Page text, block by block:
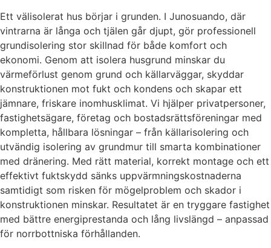
Ett välisolerat hus börjar i grunden. I Junosuando, där
vintrarna är långa och tjälen går djupt, gör professionell
grundisolering stor skillnad för både komfort och
ekonomi. Genom att isolera husgrund minskar du
värmeförlust genom grund och källarväggar, skyddar
konstruktionen mot fukt och kondens och skapar ett
jämnare, friskare inomhusklimat. Vi hjälper privatpersoner,
fastighetsägare, företag och bostadsrättsföreningar med
kompletta, hållbara lösningar – från källarisolering och
utvändig isolering av grundmur till smarta kombinationer
med dränering. Med rätt material, korrekt montage och ett
effektivt fuktskydd sänks uppvärmningskostnaderna
samtidigt som risken för mögelproblem och skador i
konstruktionen minskar. Resultatet är en tryggare fastighet
med bättre energiprestanda och lång livslängd – anpassad
för norrbottniska förhållanden.